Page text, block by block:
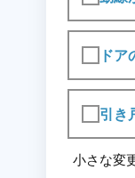
ドア
引き
小さな変